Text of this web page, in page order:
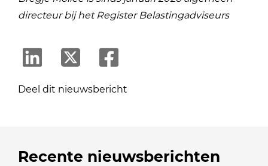
directeur bij het Register Belastingadviseurs
Deel dit nieuwsbericht
Recente nieuwsberichten